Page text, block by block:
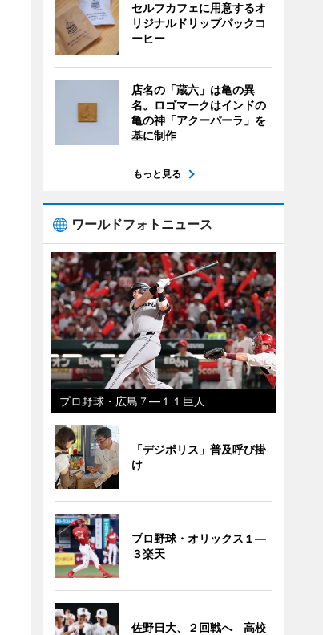
セルフカフェに用意するオ
リジナルドリップパックコ
ーヒー
店名の「蔵六」は亀の異
名。ロゴマークはインドの
亀の神「アクーパーラ」を
基に制作
もっと見る
ワールドフォトニュース
プロ野球・広島７―１１巨人
「デジポリス」普及呼び掛
け
プロ野球・オリックス１―
３楽天
佐野日大、２回戦へ 高校